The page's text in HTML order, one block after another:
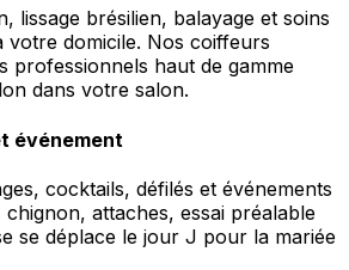
lissage brésilien, balayage et soins
votre domicile. Nos coiffeurs
professionnels haut de gamme
dans votre salon.
événement
cocktails, défilés et événements
chignon, attaches, essai préalable
se déplace le jour J pour la mariée